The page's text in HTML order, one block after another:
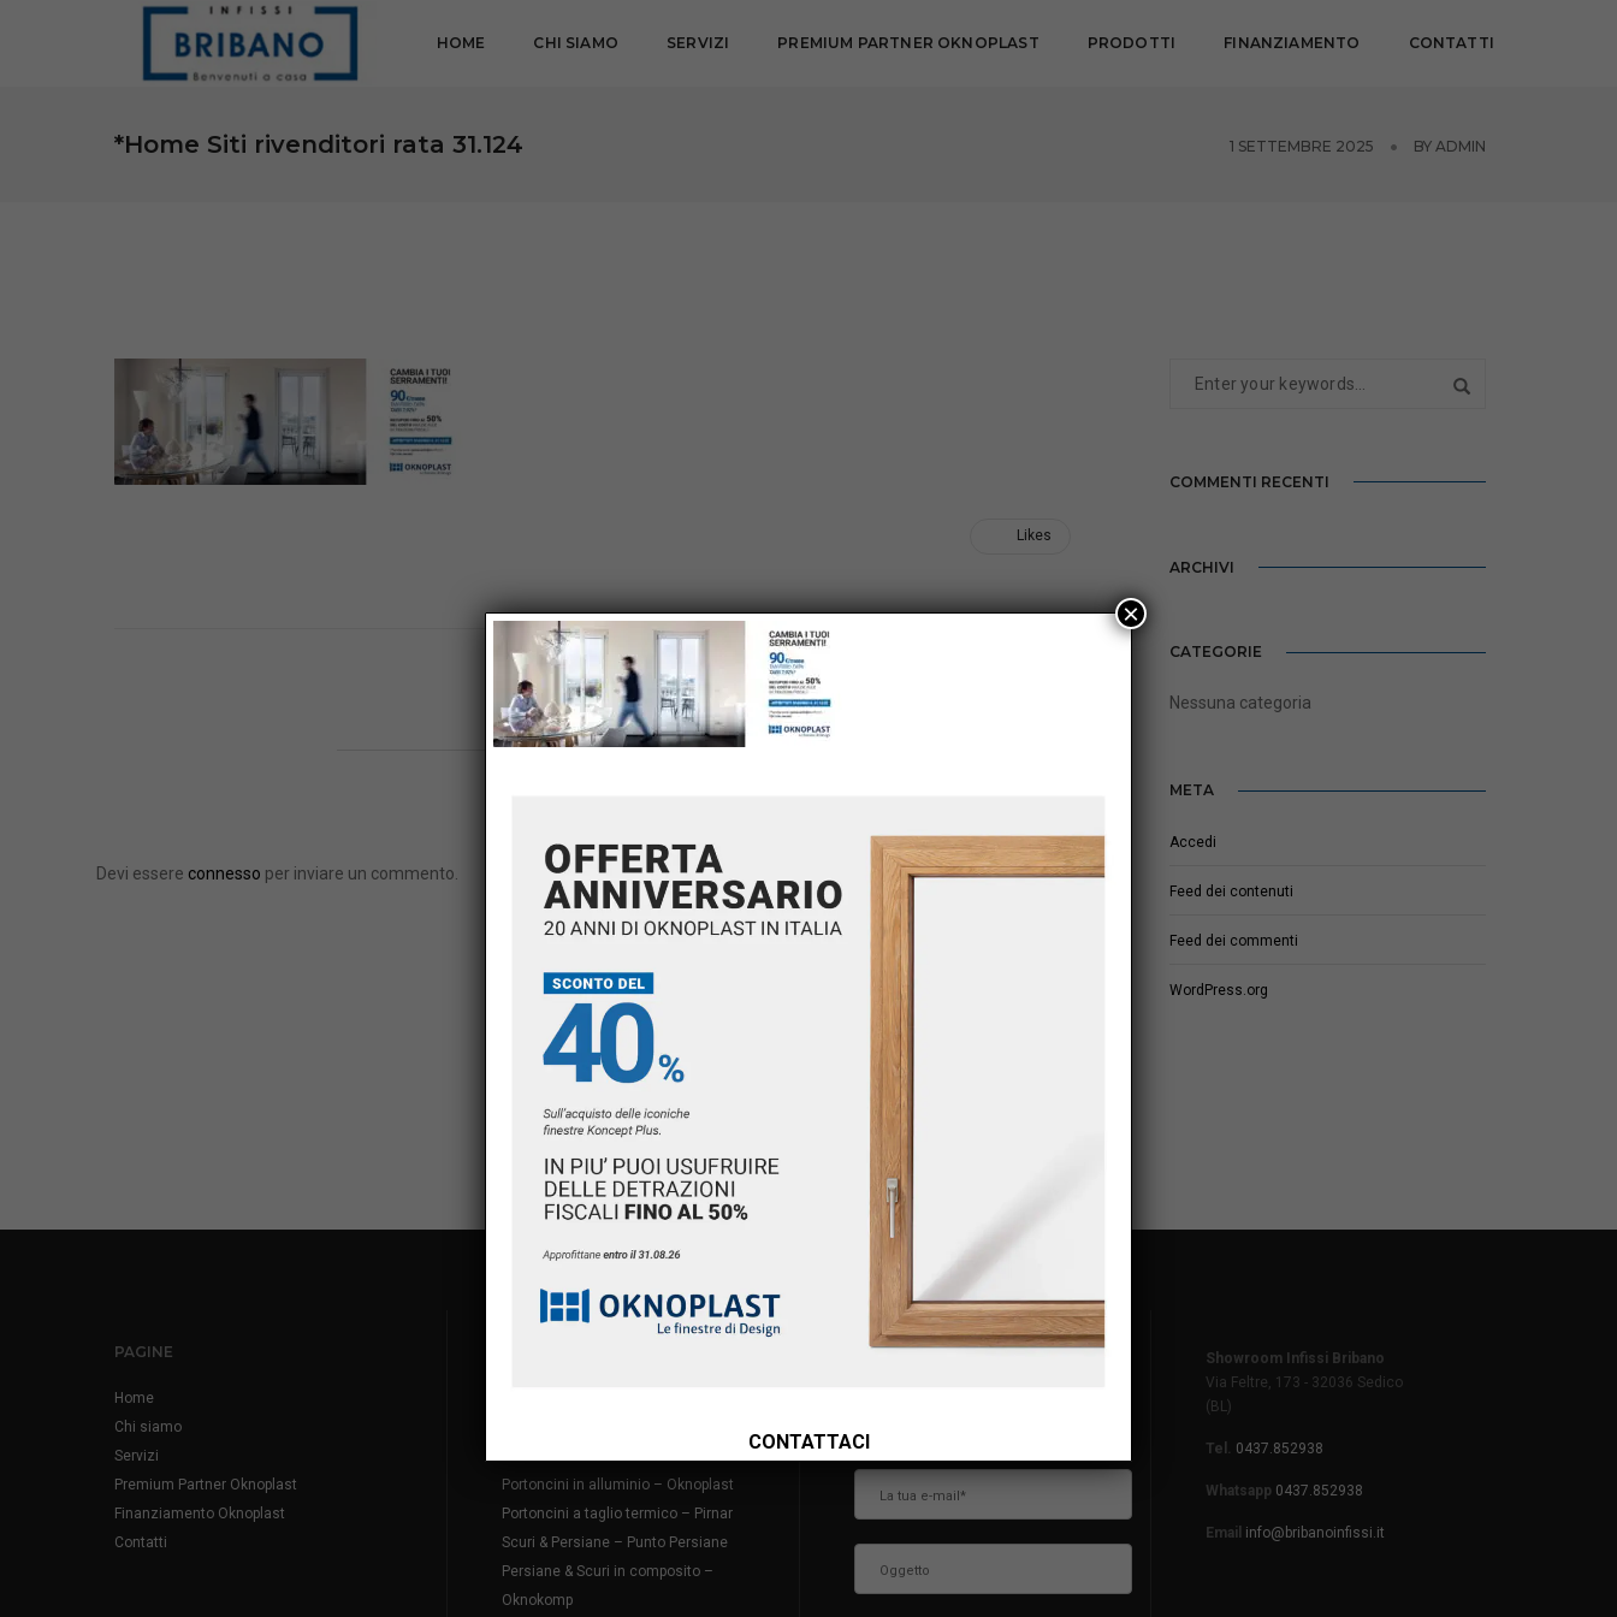
HOME CHI SIAMO SERVIZI PREMIUM PARTNER OKNOPLAST PRODOTTI FINANZIAMENTO CONTATTI
*Home Siti rivenditori rata 31.124 1 SETTEMBRE 2025 BY ADMIN
Likes
WRITE A COMMENT
Devi essere connesso per inviare un commento.
COMMENTI RECENTI
ARCHIVI
CATEGORIE
Nessuna categoria
META
Accedi
Feed dei contenuti
Feed dei commenti
WordPress.org
PAGINE
Home
Chi siamo
Servizi
Premium Partner Oknoplast
Finanziamento Oknoplast
Contatti
Portoncini in alluminio – Oknoplast
Portoncini a taglio termico – Pirnar
Scuri & Persiane – Punto Persiane
Persiane & Scuri in composito –
Oknokomp
CONTATTACI
Showroom Infissi Bribano
Via Feltre, 173 - 32036 Sedico
(BL)
Tel. 0437.852938
Whatsapp 0437.852938
Email info@bribanoinfissi.it
CONTATTACI
×